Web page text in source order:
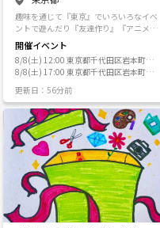
しくは当サークル参加時の様子や参加者
からの情報をもとにその後の参加お断り
（ブロックリスト登録）とする場合があ
ります。 ・時には、間違った情報をもと
に判断してしまうことはあるかもしれま
せんが、リスク軽減のためにご理解いた
だければ幸いです。 全く心当たりがな
くそのような状況になっている可能性が
ある場合はご連絡ください。 （ブロッ
クで連絡が難しい場合はどなたか経由で
ご連絡をください） _______________
サークル代表のしんは、つなゲートでは
まだ初心者ですが、 以前、現在は終了し
てる別サイトでいくつか企画者として
様々なイベントを作り、 そこで出会った
メンバーと国内外、100以上の旅や遊び
の企画を立ててきました。 たとえば国内
では〜 ・東北4県の夏祭り・夏花火をキ
ャンピングカーで巡ったり、 ・日本でイ
趣味を通じて『東京』でいろいろなイベ
ントで遊んだり『友達作り』『アニメ』
『カラオケ』『ゲーム』『スポーツ』な
どを楽しむサークルです！ ✅️同じ趣味で
友達を作りたい ✅️楽しい1日を過ごした
い ✅️1人でも気軽に参加したい ✅️好きな
ことで盛り上がりたい ✅️お出かけするき
✨️ アニメ、カラオケ（Jpop・アニソ
ン・ボカロ・邦ロック）、TVゲーム、ボ
ードゲーム、スポーツなど趣味に触れな
がら楽しみます✨️ 🔴チケットについて
基本的には早い申込みがお得なようにし
ています。キャンセルは前日まで無料で
なので「いけたらいきたい」というので
あれば申し込み、後からキャンセルでも
問題ありません。キャンセルの際に「す
みません」などの謝罪も不要です。気に
開催イベント
8/8(土) 12:00 東京都千代田区岩本町2
丁目7-2 神田YTビル 6階
8/8(土) 17:00 東京都千代田区岩本町2
更新日：56分前